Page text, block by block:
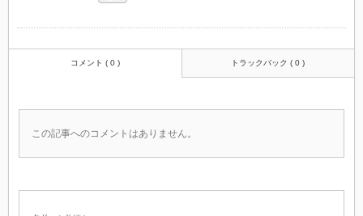
コメント ( 0 ) トラックバック ( 0 )
この記事へのコメントはありません。